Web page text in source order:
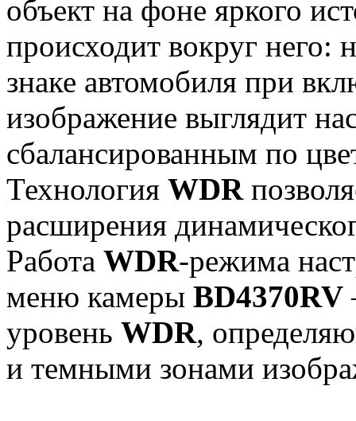
объект на фоне яркого
происходит вокруг
знаке автомобиля при
изображение выглядит
сбалансированным по
Технология WDR
расширения
Работа WDR-режима
меню камеры BD4370RV
уровень WDR,
и темными зонами